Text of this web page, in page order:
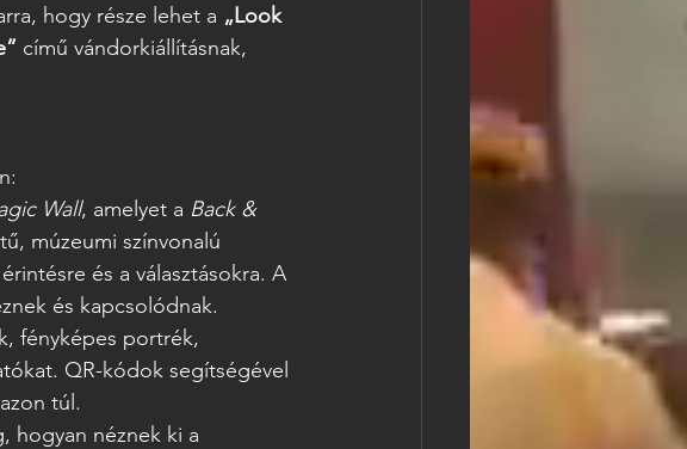
hogy része lehet a „Look
című vándorkiállításnak,
Wall, amelyet a Back &
múzeumi színvonalú
és a választásokra. A
és kapcsolódnak.
fényképes portrék,
QR-kódok segítségével
túl.
hogyan néznek ki a